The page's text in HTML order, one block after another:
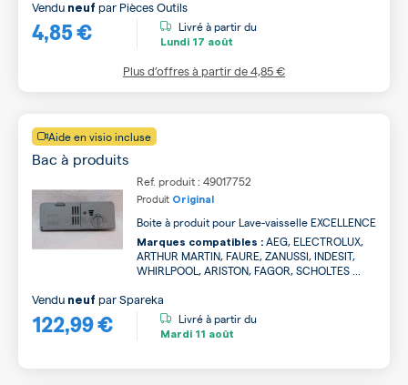
4,85 €
Vendu neuf par Pièces Outils
Livré à partir du
Lundi 17 août
Plus d’offres à partir de4,85 €
Aide en visio incluse
Bac à produits
Ref. produit : 49017752
Produit Original
Boite à produit pour Lave-vaisselle EXCELLENCE
Marques compatibles : AEG, ELECTROLUX,
ARTHUR MARTIN, FAURE, ZANUSSI, INDESIT,
WHIRLPOOL, ARISTON, FAGOR, SCHOLTES ...
122,99 €
Vendu neuf parSpareka
Livré à partir du
Mardi 11 août